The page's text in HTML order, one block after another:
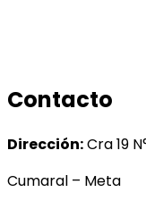
Contacto
Dirección:Cra 19
Cumaral – Meta